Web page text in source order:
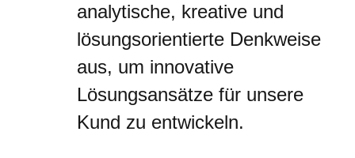
analytische, kreative und
lösungsorientierte Denkweise
aus, um innovative
Lösungsansätze für unsere
Kund zu entwickeln.